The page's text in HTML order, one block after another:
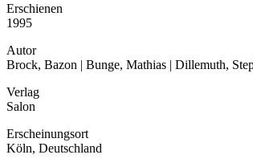
Erschienen
1995
Autor
Brock, Bazon | Bunge, Mathias | Dillemuth,
Verlag
Salon
Erscheinungsort
Köln, Deutschland